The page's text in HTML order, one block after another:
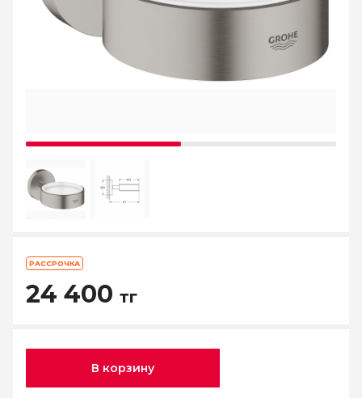
РАССРОЧКА
24 400 тг
В корзину